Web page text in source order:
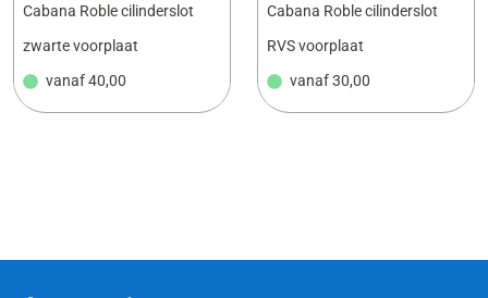
Cabana Roble cilinderslot
zwarte voorplaat
vanaf40,00
Cabana Roble cilinderslot
RVS voorplaat
vanaf30,00